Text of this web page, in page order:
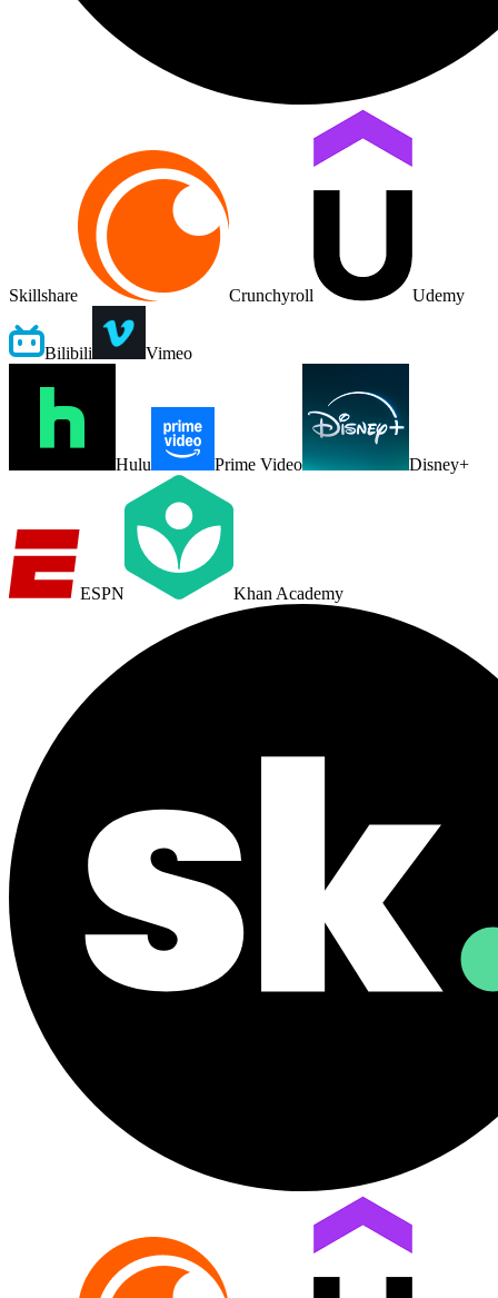
Skillshare Crunchyroll Udemy
Bilibili Vimeo
Hulu Prime Video Disney+
ESPN Khan Academy